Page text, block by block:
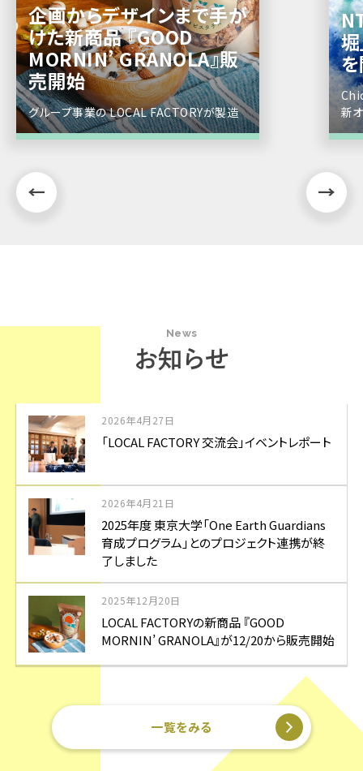
企画からデザインまで手が
けた新商品 『GOOD
MORNIN’ GRANOLA』販
売開始
グループ事業の LOCAL FACTORYが製造
新
News
お知らせ
2026年4月27日
「LOCAL FACTORY 交流会」イベントレポート
2026年4月21日
2025年度 東京大学「One Earth Guardians
育成プログラム」とのプロジェクト連携が終
了しました
2025年12月20日
LOCAL FACTORYの新商品 『GOOD
MORNIN’ GRANOLA』が12/20から販売開始
一覧をみる